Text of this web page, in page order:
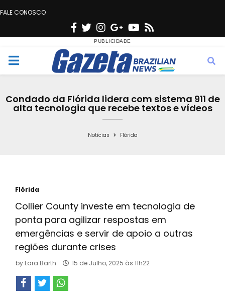
FALE CONOSCO
F
c
e
o
T
w
i
t
e
r
n
s
t
g
r
a
G
o
o
g
e
Y
u
t
b
s
M
n
Condado da Flórida lidera com sistema 911 de
alta tecnologia que recebe textos e vídeos
Notícias Flórida
Flórida
Collier County investe em tecnologia de
ponta para agilizar respostas em
emergências e servir de apoio a outras
regiões durante crises
by Lara Barth 15 de Julho, 2025 às 11h22